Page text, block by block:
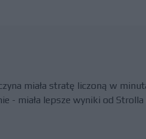
miała stratę liczoną w
- miała lepsze wyniki od